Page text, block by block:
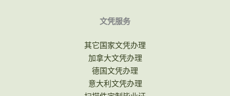
文凭服务
其它国家文凭办理
加拿大文凭办理
德国文凭办理
意大利文凭办理